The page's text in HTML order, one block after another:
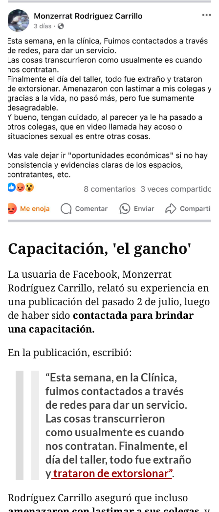
Capacitación, 'el gancho'
La usuaria de Facebook, Monzerrat
Rodríguez Carrillo, relató su experiencia en
una publicación del pasado 2 de julio, luego
de haber sido contactada para brindar
una capacitación.
En la publicación, escribió:
“Esta semana, en la Clínica,
fuimos contactados a través
de redes para dar un servicio.
Las cosas transcurrieron
como usualmente es cuando
nos contratan. Finalmente, el
día del taller, todo fue extraño
ytrataron de extorsionar”.
Rodríguez Carrillo aseguró que incluso